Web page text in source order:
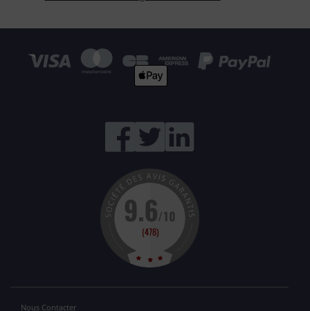
Nous Contacter